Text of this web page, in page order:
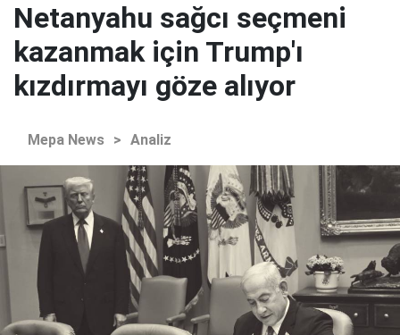
Netanyahu sağcı seçmeni
kazanmak için Trump'ı
kızdırmayı göze alıyor
Mepa News > Analiz